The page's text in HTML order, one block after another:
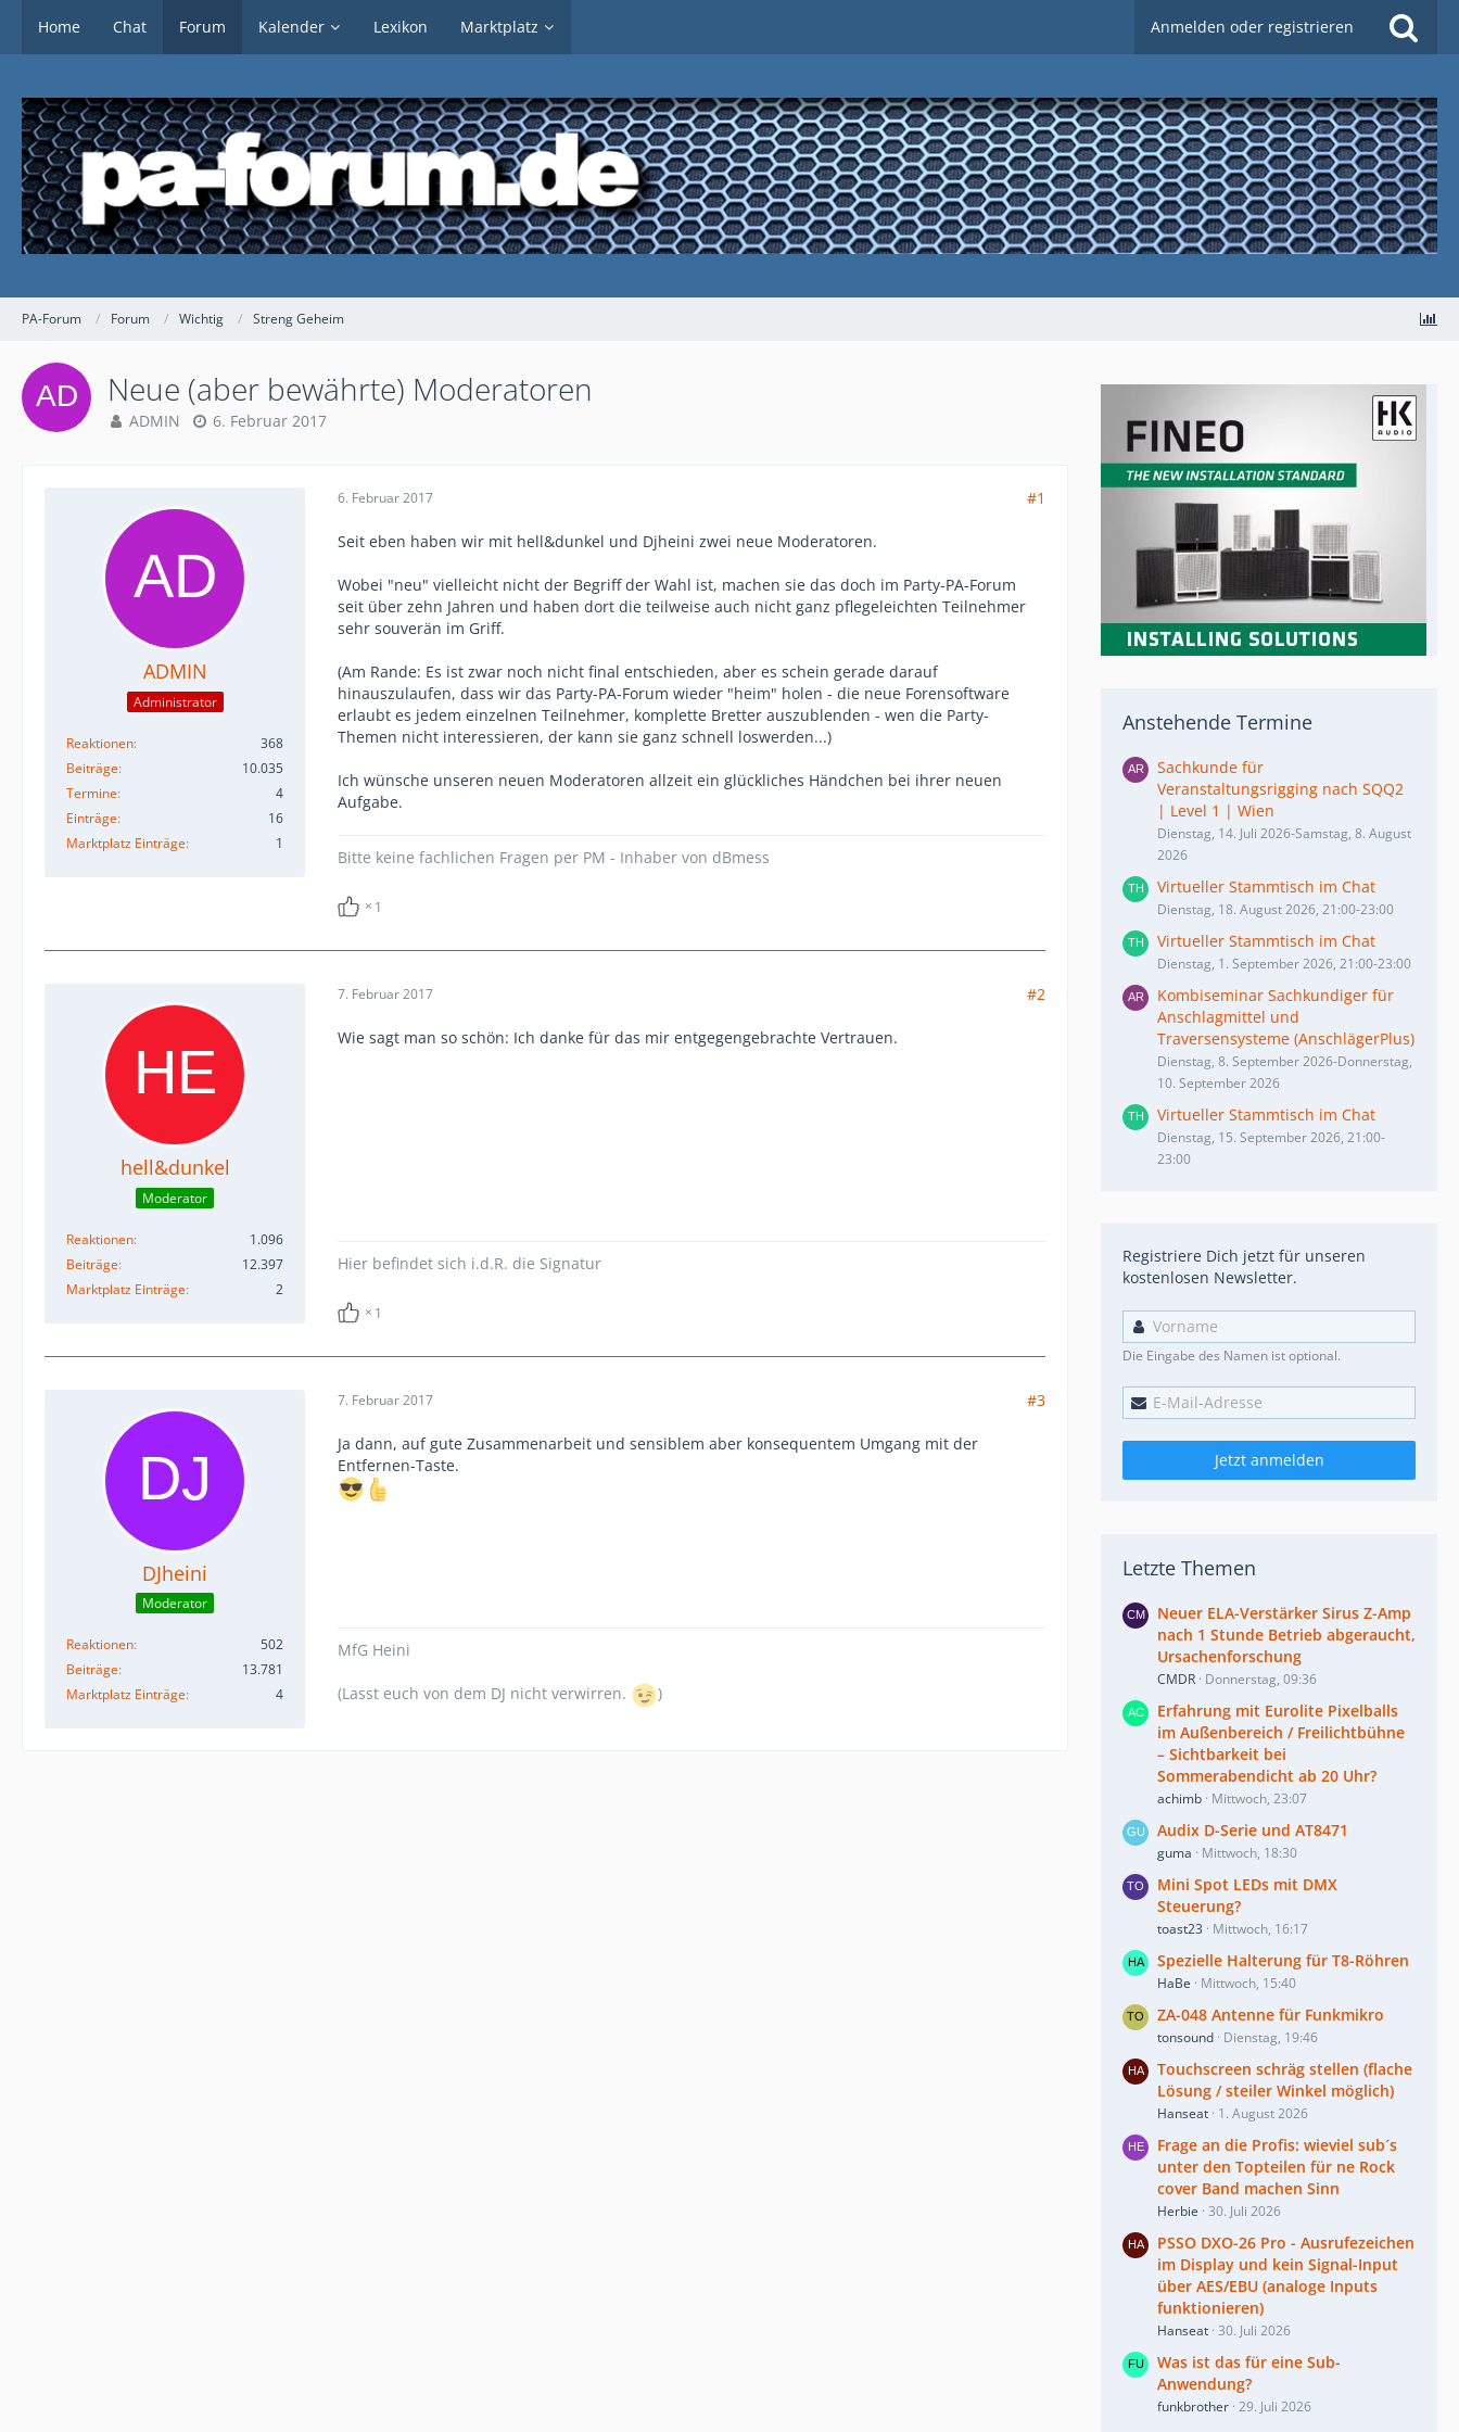
Home Chat Forum Kalender Lexikon Marktplatz Anmelden oder registrieren
PA-Forum Forum Wichtig Streng Geheim
Neue (aber bewährte) Moderatoren
ADMIN 6. Februar 2017
ADMIN
Administrator
Reaktionen
368
Beiträge
10.035
Termine
4
Einträge
16
Marktplatz Einträge
1
6. Februar 2017 #1
Seit eben haben wir mit hell&dunkel und Djheini zwei neue Moderatoren.
Wobei "neu" vielleicht nicht der Begriff der Wahl ist, machen sie das doch im Party-PA-Forum
seit über zehn Jahren und haben dort die teilweise auch nicht ganz pflegeleichten Teilnehmer
sehr souverän im Griff.
(Am Rande: Es ist zwar noch nicht final entschieden, aber es schein gerade darauf
hinauszulaufen, dass wir das Party-PA-Forum wieder "heim" holen - die neue Forensoftware
erlaubt es jedem einzelnen Teilnehmer, komplette Bretter auszublenden - wen die Party-
Themen nicht interessieren, der kann sie ganz schnell loswerden...)
Ich wünsche unseren neuen Moderatoren allzeit ein glückliches Händchen bei ihrer neuen
Aufgabe.
Bitte keine fachlichen Fragen per PM - Inhaber von dBmess
1
hell&dunkel
Moderator
Reaktionen
1.096
Beiträge
12.397
Marktplatz Einträge
2
7. Februar 2017 #2
Wie sagt man so schön: Ich danke für das mir entgegengebrachte Vertrauen.
Hier befindet sich i.d.R. die Signatur
1
DJheini
Moderator
Reaktionen
502
Beiträge
13.781
Marktplatz Einträge
4
7. Februar 2017 #3
Ja dann, auf gute Zusammenarbeit und sensiblem aber konsequentem Umgang mit der
Entfernen-Taste.
MfG Heini
(Lasst euch von dem DJ nicht verwirren. )
Anstehende Termine
Sachkunde für
Veranstaltungsrigging nach SQQ2
| Level 1 | Wien
Dienstag, 14. Juli 2026-Samstag, 8. August
2026
Virtueller Stammtisch im Chat
Dienstag, 18. August 2026, 21:00-23:00
Virtueller Stammtisch im Chat
Dienstag, 1. September 2026, 21:00-23:00
Kombiseminar Sachkundiger für
Anschlagmittel und
Traversensysteme (AnschlägerPlus)
Dienstag, 8. September 2026-Donnerstag,
10. September 2026
Virtueller Stammtisch im Chat
Dienstag, 15. September 2026, 21:00-
23:00
Registriere Dich jetzt für unseren
kostenlosen Newsletter.
Die Eingabe des Namen ist optional.
Jetzt anmelden
Letzte Themen
Neuer ELA-Verstärker Sirus Z-Amp
nach 1 Stunde Betrieb abgeraucht,
Ursachenforschung
CMDR Donnerstag, 09:36
Erfahrung mit Eurolite Pixelballs
im Außenbereich / Freilichtbühne
– Sichtbarkeit bei
Sommerabendicht ab 20 Uhr?
achimb Mittwoch, 23:07
Audix D-Serie und AT8471
guma Mittwoch, 18:30
Mini Spot LEDs mit DMX
Steuerung?
toast23 Mittwoch, 16:17
Spezielle Halterung für T8-Röhren
HaBe Mittwoch, 15:40
ZA-048 Antenne für Funkmikro
tonsound Dienstag, 19:46
Touchscreen schräg stellen (flache
Lösung / steiler Winkel möglich)
Hanseat 1. August 2026
Frage an die Profis: wieviel sub´s
unter den Topteilen für ne Rock
cover Band machen Sinn
Herbie 30. Juli 2026
PSSO DXO-26 Pro - Ausrufezeichen
im Display und kein Signal-Input
über AES/EBU (analoge Inputs
funktionieren)
Hanseat 30. Juli 2026
Was ist das für eine Sub-
Anwendung?
funkbrother 29. Juli 2026